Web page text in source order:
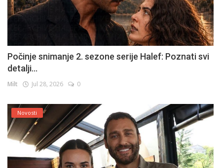
Počinje snimanje 2. sezone serije Halef: Poznati svi
detalji...
Milt Jul 28, 2026 0
Novosti